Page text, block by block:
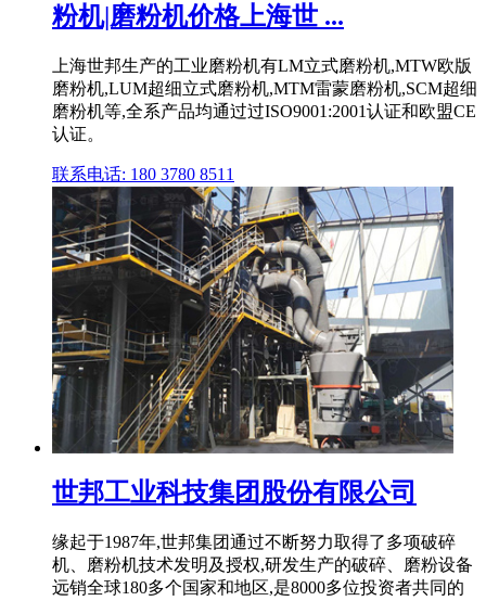
粉机|磨粉机价格上海世 ...
上海世邦生产的工业磨粉机有LM立式磨粉机,MTW欧版
磨粉机,LUM超细立式磨粉机,MTM雷蒙磨粉机,SCM超细
磨粉机等,全系产品均通过过ISO9001:2001认证和欧盟CE
认证。
联系电话: 180 3780 8511
世邦工业科技集团股份有限公司
缘起于1987年,世邦集团通过不断努力取得了多项破碎
机、磨粉机技术发明及授权,研发生产的破碎、磨粉设备
远销全球180多个国家和地区,是8000多位投资者共同的